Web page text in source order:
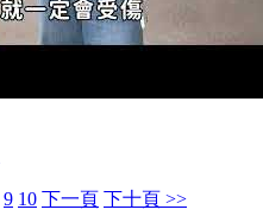
9 10 下一頁 下十頁 >>